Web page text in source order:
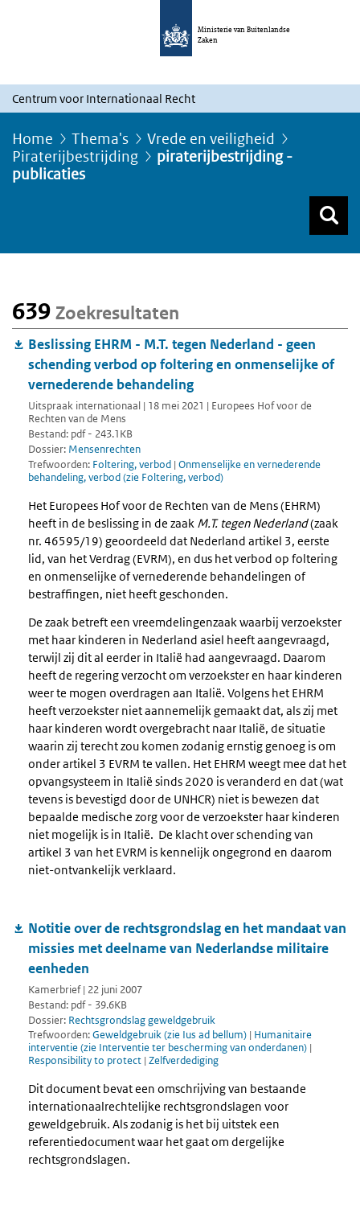
Ministerie van Buitenlandse
Zaken
Centrum voor Internationaal Recht
Home Thema's
Vrede en veiligheid
Piraterijbestrijding
piraterijbestrijding -
publicaties
639 Zoekresultaten
Beslissing EHRM - M.T. tegen Nederland - geen
schending verbod op foltering en onmenselijke of
vernederende behandeling
Uitspraak internationaal | 18 mei 2021 | Europees Hof voor de
Rechten van de Mens
Bestand: pdf - 243.1KB
Dossier: Mensenrechten
Trefwoorden: Foltering, verbod | Onmenselijke en vernederende
behandeling, verbod (zie Foltering, verbod)
Het Europees Hof voor de Rechten van de Mens (EHRM)
heeft in de beslissing in de zaak M.T. tegen Nederland(zaak
nr. 46595/19) geoordeeld dat Nederland artikel 3, eerste
lid, van het Verdrag (EVRM), en dus het verbod op foltering
en onmenselijke of vernederende behandelingen of
bestraffingen, niet heeft geschonden.
De zaak betreft een vreemdelingenzaak waarbij verzoekster
met haar kinderen in Nederland asiel heeft aangevraagd,
terwijl zij dit al eerder in Italië had aangevraagd. Daarom
heeft de regering verzocht om verzoekster en haar kinderen
weer te mogen overdragen aan Italië. Volgens het EHRM
heeft verzoekster niet aannemelijk gemaakt dat, als zij met
haar kinderen wordt overgebracht naar Italië, de situatie
waarin zij terecht zou komen zodanig ernstig genoeg is om
onder artikel 3 EVRM te vallen. Het EHRM weegt mee dat het
opvangsysteem in Italië sinds 2020 is veranderd en dat (wat
tevens is bevestigd door de UNHCR) niet is bewezen dat
bepaalde medische zorg voor de verzoekster haar kinderen
niet mogelijk is in Italië. De klacht over schending van
artikel 3 van het EVRM is kennelijk ongegrond en daarom
niet-ontvankelijk verklaard.
Notitie over de rechtsgrondslag en het mandaat van
missies met deelname van Nederlandse militaire
eenheden
Kamerbrief | 22 juni 2007
Bestand: pdf - 39.6KB
Dossier: Rechtsgrondslag geweldgebruik
Trefwoorden:Geweldgebruik (zie Ius ad bellum) | Humanitaire
interventie (zie Interventie ter bescherming van onderdanen) |
Responsibility to protect | Zelfverdediging
Dit document bevat een omschrijving van bestaande
internationaalrechtelijke rechtsgrondslagen voor
geweldgebruik. Als zodanig is het bij uitstek een
referentiedocument waar het gaat om dergelijke
rechtsgrondslagen.